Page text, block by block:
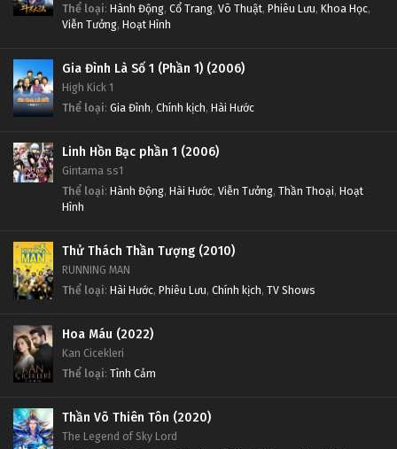
Thể loại: Hành Động, Cổ Trang, Võ Thuật, Phiêu Lưu, Khoa Học,
Viễn Tưởng, Hoạt Hình
Gia Đình Là Số 1 (Phần 1) (2006)
High Kick 1
Thể loại: Gia Đình, Chính kịch, Hài Hước
Linh Hồn Bạc phần 1 (2006)
Gintama ss1
Thể loại: Hành Động, Hài Hước, Viễn Tưởng, Thần Thoại, Hoạt
Hình
Thử Thách Thần Tượng (2010)
RUNNING MAN
Thể loại: Hài Hước, Phiêu Lưu, Chính kịch, TV Shows
Hoa Máu (2022)
Kan Cicekleri
Thể loại: Tình Cảm
Thần Võ Thiên Tôn (2020)
The Legend of Sky Lord